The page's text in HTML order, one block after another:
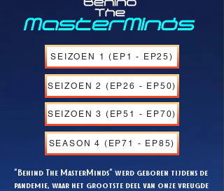
SEIZOEN 1 (EP1 - EP25)
SEIZOEN 2 (EP26 - EP50)
SEIZOEN 3 (EP51 - EP70)
SEASON 4 (EP71 - EP85)
"Behind The MasterMinds" werd geboren tijdens de
pandemie, waar het grootste deel van onze vreugde